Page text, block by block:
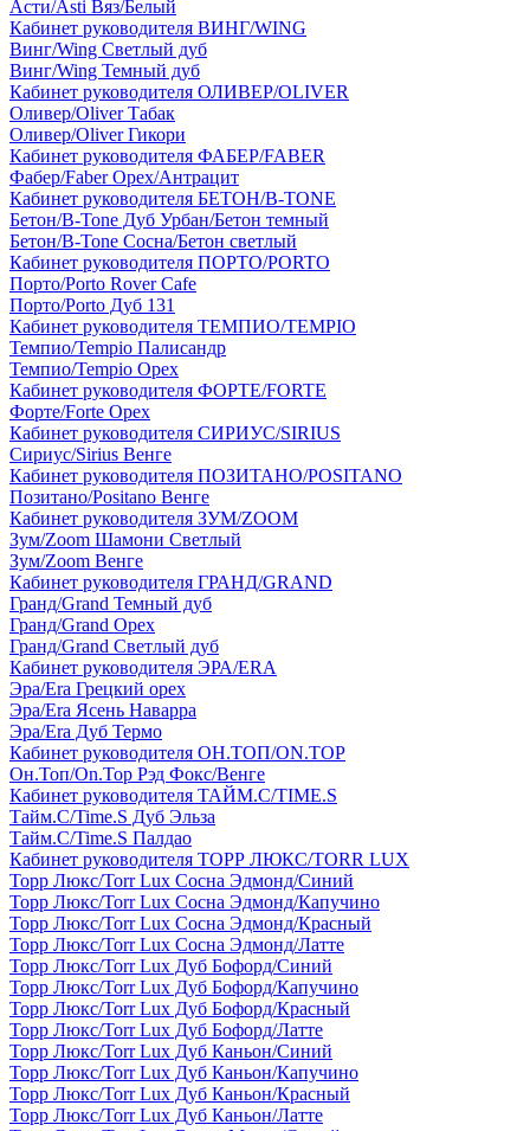
Асти/Asti Вяз/Белый
Кабинет руководителя ВИНГ/WING
Винг/Wing Светлый дуб
Винг/Wing Темный дуб
Кабинет руководителя ОЛИВЕР/OLIVER
Оливер/Oliver Табак
Оливер/Oliver Гикори
Кабинет руководителя ФАБЕР/FABER
Фабер/Faber Орех/Антрацит
Кабинет руководителя БЕТОН/B-TONE
Бетон/B-Tone Дуб Урбан/Бетон темный
Бетон/B-Tone Сосна/Бетон светлый
Кабинет руководителя ПОРТО/PORTO
Порто/Porto Rover Cafe
Порто/Porto Дуб 131
Кабинет руководителя ТЕМПИО/TEMPIO
Темпио/Tempio Палисандр
Темпио/Tempio Орех
Кабинет руководителя ФОРТЕ/FORTE
Форте/Forte Орех
Кабинет руководителя СИРИУС/SIRIUS
Сириус/Sirius Венге
Кабинет руководителя ПОЗИТАНО/POSITANO
Позитано/Positano Венге
Кабинет руководителя ЗУМ/ZOOM
Зум/Zoom Шамони Светлый
Зум/Zoom Венге
Кабинет руководителя ГРАНД/GRAND
Гранд/Grand Темный дуб
Гранд/Grand Орех
Гранд/Grand Светлый дуб
Кабинет руководителя ЭРА/ERA
Эра/Era Грецкий орех
Эра/Era Ясень Наварра
Эра/Era Дуб Термо
Кабинет руководителя ОН.ТОП/ON.TOP
Он.Топ/On.Top Рэд Фокс/Венге
Кабинет руководителя ТАЙМ.С/TIME.S
Тайм.С/Time.S Дуб Эльза
Тайм.С/Time.S Палдао
Кабинет руководителя ТОРР ЛЮКС/TORR LUX
Торр Люкс/Torr Lux Сосна Эдмонд/Синий
Торр Люкс/Torr Lux Сосна Эдмонд/Капучино
Торр Люкс/Torr Lux Сосна Эдмонд/Красный
Торр Люкс/Torr Lux Сосна Эдмонд/Латте
Торр Люкс/Torr Lux Дуб Бофорд/Синий
Торр Люкс/Torr Lux Дуб Бофорд/Капучино
Торр Люкс/Torr Lux Дуб Бофорд/Красный
Торр Люкс/Torr Lux Дуб Бофорд/Латте
Торр Люкс/Torr Lux Дуб Каньон/Синий
Торр Люкс/Torr Lux Дуб Каньон/Капучино
Торр Люкс/Torr Lux Дуб Каньон/Красный
Торр Люкс/Torr Lux Дуб Каньон/Латте